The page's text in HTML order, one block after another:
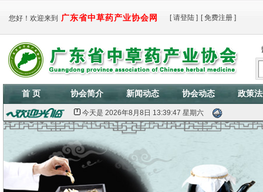
您好！欢迎来到 广东省中草药产业协会网 [ 请登陆 ] [ 免费注册 ]
首 页 协会简介 新闻动态 协会动态 政策
今天是2026年8月8日 13:39:48 星期六